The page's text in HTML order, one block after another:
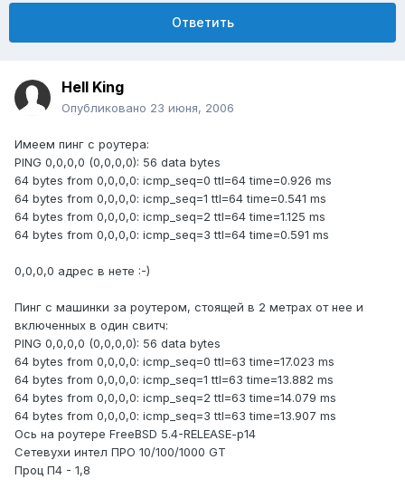
Ответить
Hell King
Опубликовано 23 июня, 2006
Имеем пинг с роутера:
PING 0,0,0,0 (0,0,0,0): 56 data bytes
64 bytes from 0,0,0,0: icmp_seq=0 ttl=64 time=0.926 ms
64 bytes from 0,0,0,0: icmp_seq=1 ttl=64 time=0.541 ms
64 bytes from 0,0,0,0: icmp_seq=2 ttl=64 time=1.125 ms
64 bytes from 0,0,0,0: icmp_seq=3 ttl=64 time=0.591 ms
0,0,0,0 адрес в нете :-)
Пинг с машинки за роутером, стоящей в 2 метрах от нее и
включенных в один свитч:
PING 0,0,0,0 (0,0,0,0): 56 data bytes
64 bytes from 0,0,0,0: icmp_seq=0 ttl=63 time=17.023 ms
64 bytes from 0,0,0,0: icmp_seq=1 ttl=63 time=13.882 ms
64 bytes from 0,0,0,0: icmp_seq=2 ttl=63 time=14.079 ms
64 bytes from 0,0,0,0: icmp_seq=3 ttl=63 time=13.907 ms
Ось на роутере FreeBSD 5.4-RELEASE-p14
Сетевухи интел ПРО 10/100/1000 GT
Проц П4 - 1,8